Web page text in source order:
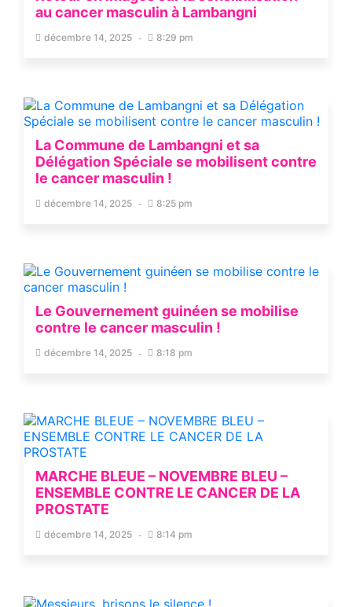
au cancer masculin à Lambangni
décembre 14, 2025 8:29 pm
La Commune de Lambangni et sa
Délégation Spéciale se mobilisent contre
le cancer masculin !
décembre 14, 2025 8:25 pm
Le Gouvernement guinéen se mobilise
contre le cancer masculin !
décembre 14, 2025 8:18 pm
MARCHE BLEUE – NOVEMBRE BLEU –
ENSEMBLE CONTRE LE CANCER DE LA
PROSTATE
décembre 14, 2025 8:14 pm